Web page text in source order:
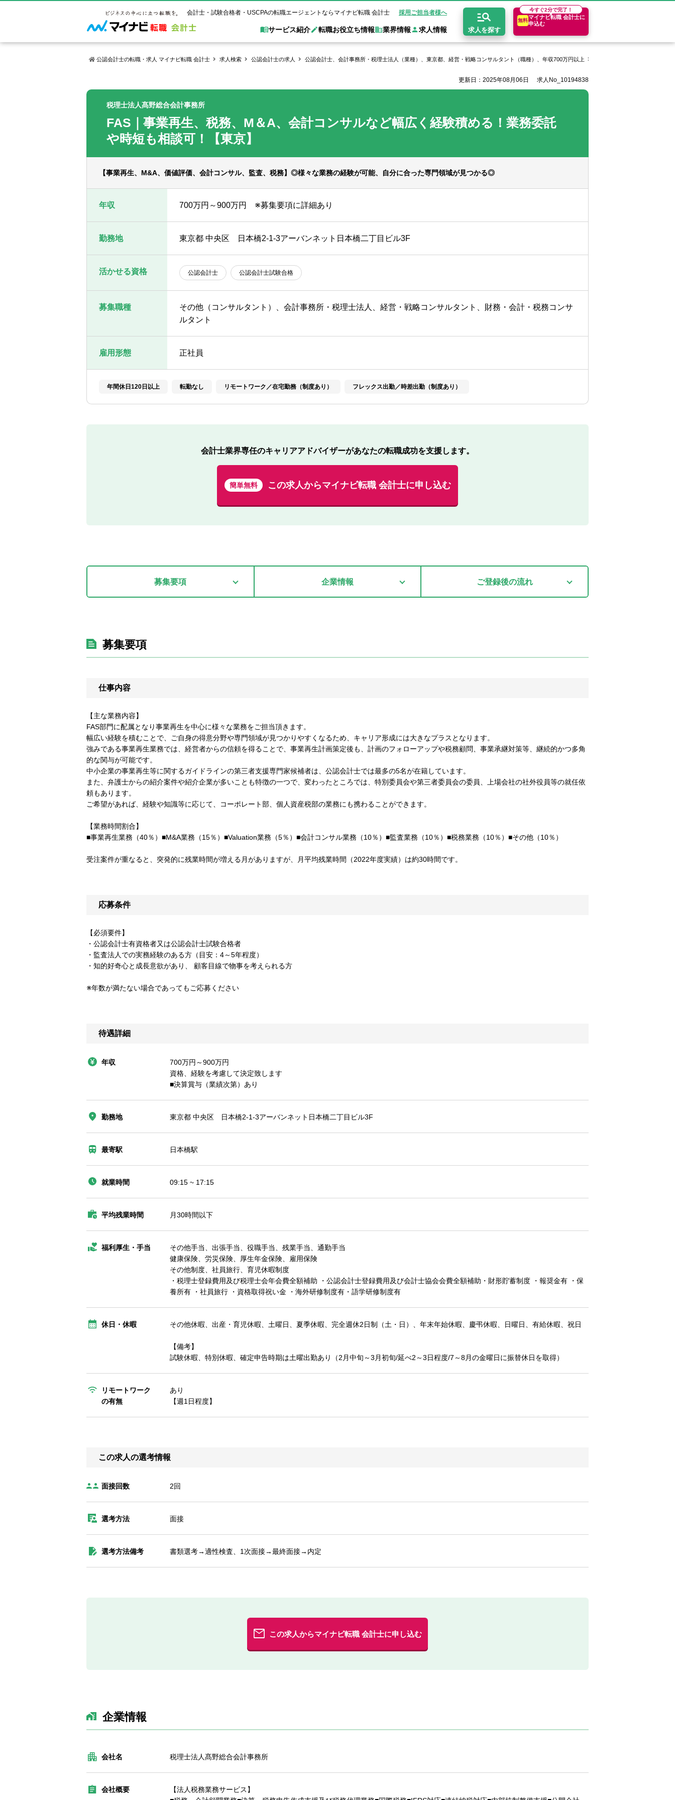
会計士・試験合格者・USCPAの転職エージェントならマイナビ転職 会計士 採用ご担当者様へ
求人を探す
今すぐ2分で完了！
無料
マイナビ転職 会計士に
申込む
サービス紹介
サービス紹介
ご利用ガイド
よくあるご質問
ご利用の流れ
キャリアアドバイザーのご紹介
非公開求人とは？
転職お役立ち情報
転職お役立ち情報
年齢別転職ポイント
はじめての転職の方へ
2回目以降の転職の方へ
USCPAの転職
転職活動お役立ちコンテンツ
会計士・試験合格者の転職Q&A キャリア診断
業界情報
業界情報
受験資格・申し込み手順
試験科目一覧
試験合格後の流れ
会計士が活躍できる転職先 会計事務所・税理士法人
求人情報
求人情報
公認会計士
公認会計士試験合格
USCPA（米国公認会計士）
ム
エリア別求人情報
関西
公認会計士の転職・求人 マイナビ転職 会計士 求人検索 公認会計士の求人 公認会計士、会計事務所・税理士法人（業種）、東京都、経営・戦略コンサルタント（職種）、年収700万円以上
更新日：2025年08月06日 求人No_10194838
税理士法人髙野総合会計事務所
FAS｜事業再生、税務、M＆A、会計コンサルなど幅広く経験積める！業務委託
や時短も相談可！【東京】
【事業再生、M&A、価値評価、会計コンサル、監査、税務】◎様々な業務の経験が可能、自分に合った専門領域が見つかる◎
年収 700万円～900万円 ※募集要項に詳細あり
勤務地 東京都 中央区 日本橋2-1-3アーバンネット日本橋二丁目ビル3F
活かせる資格 公認会計士 公認会計士試験合格
募集職種
その他（コンサルタント）、会計事務所・税理士法人、経営・戦略コンサルタント、財務・会計・税務コンサ
ルタント
雇用形態 正社員
年間休日120日以上 転勤なし リモートワーク／在宅勤務（制度あり） フレックス出勤／時差出勤（制度あり）
会計士業界専任のキャリアアドバイザーがあなたの転職成功を支援します。
簡単無料 この求人からマイナビ転職 会計士に申し込む
募集要項 企業情報 ご登録後の流れ
募集要項
仕事内容
【主な業務内容】
FAS部門に配属となり事業再生を中心に様々な業務をご担当頂きます。
幅広い経験を積むことで、ご自身の得意分野や専門領域が見つかりやすくなるため、キャリア形成には大きなプラスとなります。
強みである事業再生業務では、経営者からの信頼を得ることで、事業再生計画策定後も、計画のフォローアップや税務顧問、事業承継対策等、継続的かつ多角
的な関与が可能です。
中小企業の事業再生等に関するガイドラインの第三者支援専門家候補者は、公認会計士では最多の5名が在籍しています。
また、弁護士からの紹介案件や紹介企業が多いことも特徴の一つで、変わったところでは、特別委員会や第三者委員会の委員、上場会社の社外役員等の就任依
頼もあります。
ご希望があれば、経験や知識等に応じて、コーポレート部、個人資産税部の業務にも携わることができます。
【業務時間割合】
■事業再生業務（40％）■M&A業務（15％）■Valuation業務（5％）■会計コンサル業務（10％）■監査業務（10％）■税務業務（10％）■その他（10％）
受注案件が重なると、突発的に残業時間が増える月がありますが、月平均残業時間（2022年度実績）は約30時間です。
応募条件
【必須要件】
・公認会計士有資格者又は公認会計士試験合格者
・監査法人での実務経験のある方（目安：4～5年程度）
・知的好奇心と成長意欲があり、 顧客目線で物事を考えられる方
※年数が満たない場合であってもご応募ください
待遇詳細
年収
700万円～900万円
資格、経験を考慮して決定致します
■決算賞与（業績次第）あり
勤務地 東京都 中央区 日本橋2-1-3アーバンネット日本橋二丁目ビル3F
最寄駅 日本橋駅
就業時間 09:15 ~ 17:15
平均残業時間 月30時間以下
福利厚生・手当
その他手当、出張手当、役職手当、残業手当、通勤手当
健康保険、労災保険、厚生年金保険、雇用保険
その他制度、社員旅行、育児休暇制度
・税理士登録費用及び税理士会年会費全額補助 ・公認会計士登録費用及び会計士協会会費全額補助・財形貯蓄制度 ・報奨金有 ・保
養所有 ・社員旅行 ・資格取得祝い金 ・海外研修制度有・語学研修制度有
休日・休暇 その他休暇、出産・育児休暇、土曜日、夏季休暇、完全週休2日制（土・日）、年末年始休暇、慶弔休暇、日曜日、有給休暇、祝日
【備考】
試験休暇、特別休暇、確定申告時期は土曜出勤あり（2月中旬～3月初旬/延べ2～3日程度/7～8月の金曜日に振替休日を取得）
リモートワーク
の有無
あり
【週1日程度】
この求人の選考情報
面接回数 2回
選考方法 面接
選考方法備考 書類選考→適性検査、1次面接→最終面接→内定
この求人からマイナビ転職 会計士に申し込む
企業情報
会社名 税理士法人髙野総合会計事務所
会社概要
【法人税務業務サービス】